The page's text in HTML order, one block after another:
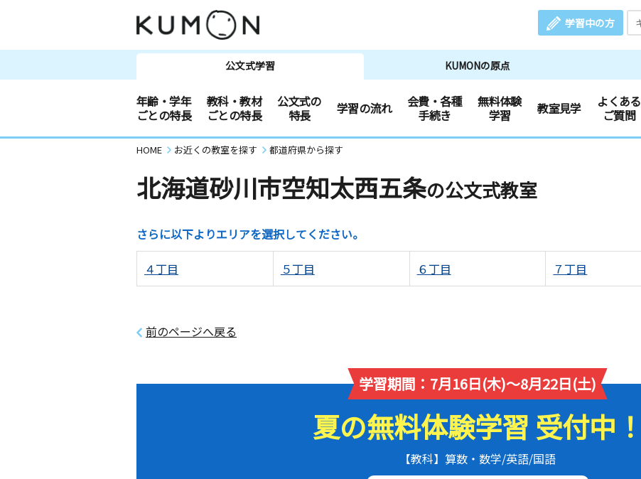
学習中の方
公文式学習 KUMONの原点
年齢・学年
ごとの特長
教科・教材
ごとの特長
公文式の
特長
学習の流れ
会費・各種
手続き
無料体験
学習
教室見学
よくある
ご質問
HOME お近くの教室を探す 都道府県から探す
北海道砂川市空知太西五条の公文式教室
さらに以下よりエリアを選択してください。
４丁目 ５丁目 ６丁目 ７丁目
前のページへ戻る
学習期間：7月16日(木)～8月22日(土)
夏の無料体験学習 受付中！
【教科】算数・数学/英語/国語